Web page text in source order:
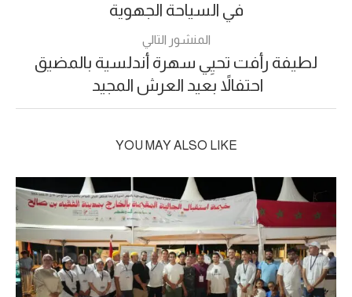
في السياحة الجهوية
المنشور التالي
لطيفة رأفت تحيِي سهرة أندلسية بالمضيق
احتفالاً بعيد العرش المجيد
YOU MAY ALSO LIKE